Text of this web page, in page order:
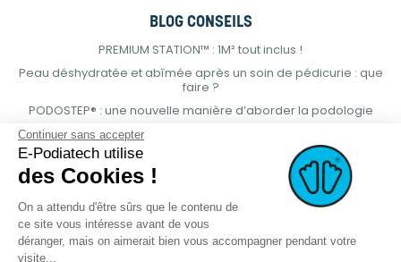
BLOG CONSEILS
PREMIUM STATION™ : 1M² tout inclus !
Peau déshydratée et abîmée après un soin de pédicurie : que
faire ?
PODOSTEP® : une nouvelle manière d’aborder la podologie
Continuer sans accepter
E-Podiatech utilise
des Cookies !
On a attendu d'être sûrs que le contenu de
ce site vous intéresse avant de vous
déranger, mais on aimerait bien vous accompagner pendant votre
visite...